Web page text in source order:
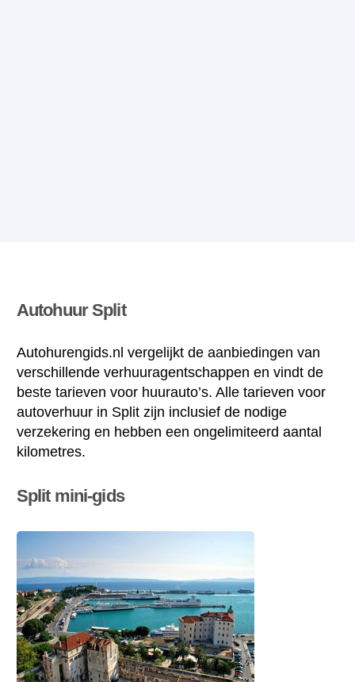
Autohuur Split
Autohurengids.nl vergelijkt de aanbiedingen van
verschillende verhuuragentschappen en vindt de
beste tarieven voor huurauto’s. Alle tarieven voor
autoverhuur in Split zijn inclusief de nodige
verzekering en hebben een ongelimiteerd aantal
kilometres.
Split mini-gids